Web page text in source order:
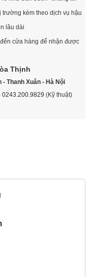
trường kèm theo dịch vụ hậu
lâu dài
cửa hàng để nhận được
Thịnh
Thanh Xuân - Hà Nội
0243.200.9829 (Kỹ thuật)